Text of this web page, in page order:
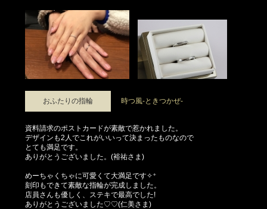
おふたりの指輪 時つ風-ときつかぜ-
資料請求のポストカードが素敵で惹かれました。
デザインも2人でこれがいいって決まったものなので
とても満足です。
ありがとうございました。(裕祐さま)
めーちゃくちゃに可愛くて大満足です✧⁺
刻印もできて素敵な指輪が完成しました。
店員さんも優しく、ステキで最高でした!
ありがとうございました♡♡(仁美さま)